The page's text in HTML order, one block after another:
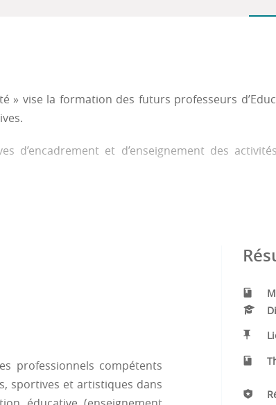
» vise la formation des futurs professeurs
d’encadrement et d’enseignement des
professionnels compétents
sportives et artistiques dans